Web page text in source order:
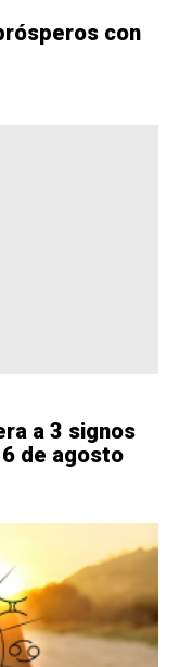
con
a 3 signos
de agosto